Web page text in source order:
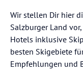
Wir stellen Dir hier
Salzburger Land
Hotels inklusive
besten Skigebiete
Empfehlungen und